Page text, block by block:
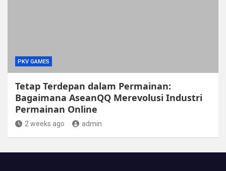
PKV GAMES
Tetap Terdepan dalam Permainan:
Bagaimana AseanQQ Merevolusi Industri
Permainan Online
2 weeks ago admin